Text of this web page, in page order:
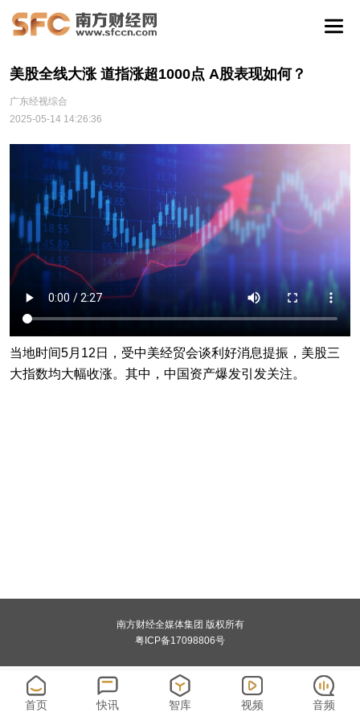
美股全线大涨 道指涨超1000点 A股表现如何？
广东经视综合
2025-05-14 14:26:36
当地时间5月12日，受中美经贸会谈利好消息提振，美股三
大指数均大幅收涨。其中，中国资产爆发引发关注。
南方财经全媒体集团 版权所有
粤ICP备17098806号
首页 快讯 智库 视频 音频